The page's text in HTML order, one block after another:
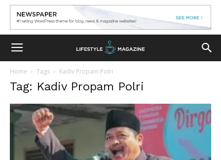
Home Tags Kadiv Propam Polri
Tag: Kadiv Propam Polri